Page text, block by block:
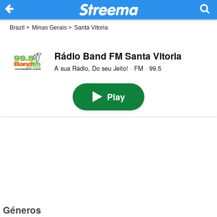
Brazil > Minas Gerais > Santa Vitoria
Rádio Band FM Santa Vitoria
A sua Rádio, Do seu Jeito! · FM · 99.5
Play
Géneros